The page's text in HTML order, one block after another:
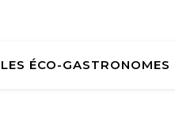
LES ÉCO-GASTRONOMES